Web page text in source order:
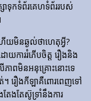
ទុកទំព័រគេហទំព័ររបស់
យ​មិន​ឆ្ងល់​ថា​ហេតុអ្វី?
ការ​រំភើប​ចិត្ត រឿង​និង​
ាពមិនអនុគ្រោះនោះទេ
ត់។ រឿង​កីឡា​គឺ​ពោរពេញ​ទៅ​
ែងតែស៊ូទ្រាំនឹងការ